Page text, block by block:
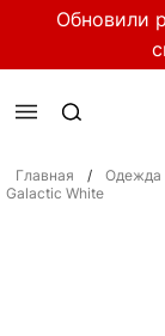
Обновили
Главная / Одежда
Galactic White